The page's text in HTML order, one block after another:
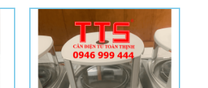
Add to
Wishlist